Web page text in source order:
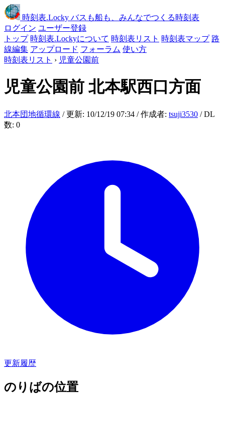
時刻表.Locky バスも船も、みんなでつくる時刻表
ログイン ユーザー登録
トップ 時刻表.Lockyについて 時刻表リスト 時刻表マップ 路
線編集 アップロード フォーラム 使い方
時刻表リスト › 児童公園前
児童公園前 北本駅西口方面
北本団地循環線 / 更新: 10/12/19 07:34 / 作成者: tsuji3530 / DL
数: 0
更新履歴
のりばの位置